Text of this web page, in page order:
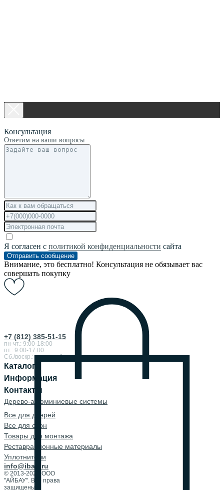
+7 (812) 385-51-15
пн-чт.: 9:00-18:00
пт.: 9.00-17.00
Сб./воскр.: выходной
Каталог
Информация
Контакты
Дерево-алюминиевые системы
Все для дверей
Все для окон
Товары для монтажа
Реставрационные материалы
Уплотнители
info@ibau.ru
© 2013-2026 ООО
"АЙБАУ". Все права
защищены.
Консультация
Ответим на ваши вопросы
Я согласен с политикой конфиденциальности сайта
Отправить сообщение
Внимание, это бесплатно! Консультация не обязывает вас
совершать покупку